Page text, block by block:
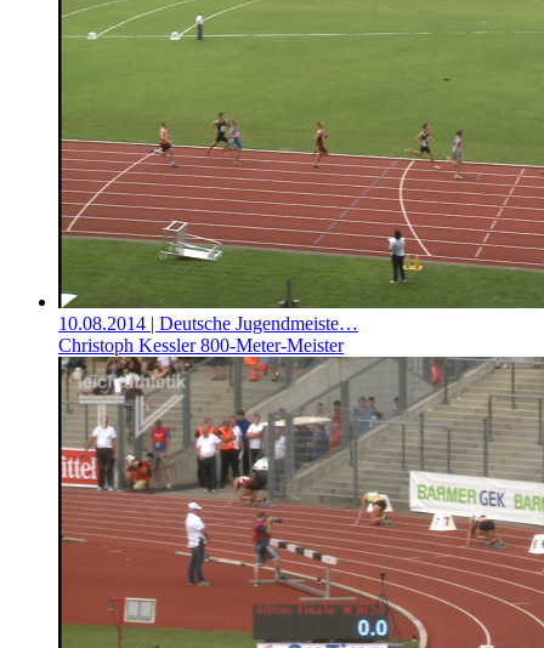
10.08.2014 | Deutsche Jugendmeiste…
Christoph Kessler 800-Meter-Meister